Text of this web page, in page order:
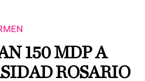
150 MDP A
ROSARIO